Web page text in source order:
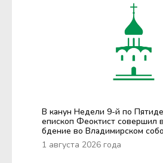
В канун Недели 9-й по
епископ Феоктист совершил
бдение во Владимирском
1 августа 2026 года